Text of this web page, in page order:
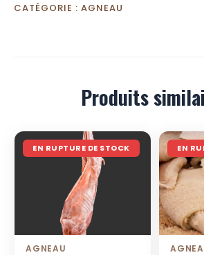
CATÉGORIE : AGNEAU
Produits
EN RUPTURE DE STOCK
AGNEAU
EN